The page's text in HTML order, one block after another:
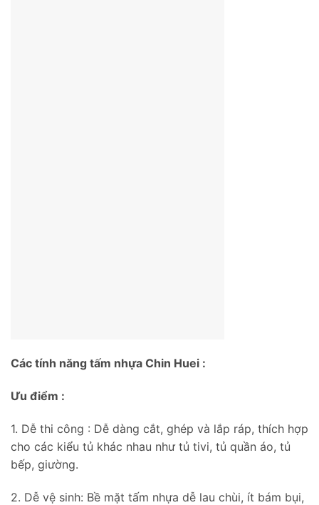
Các tính năng tấm nhựa Chin Huei :
Ưu điểm :
1. Dễ thi công : Dễ dàng cắt, ghép và lắp ráp, thích hợp
cho các kiểu tủ khác nhau như tủ tivi, tủ quần áo, tủ
bếp, giường.
2. Dễ vệ sinh: Bề mặt tấm nhựa dễ lau chùi, ít bám bụi,